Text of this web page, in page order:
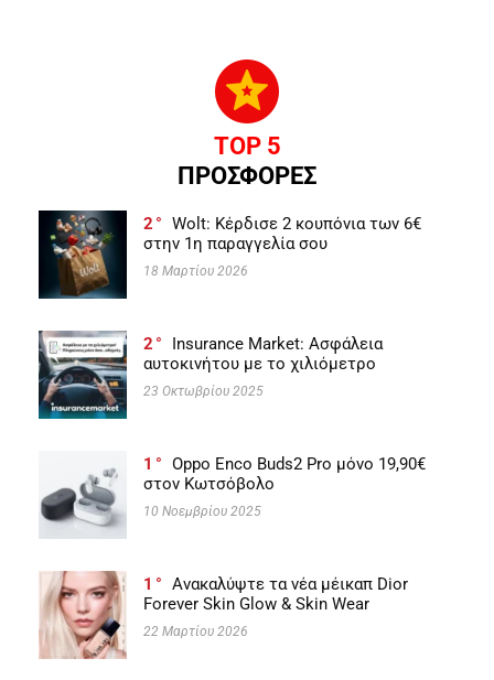
TOP 5
ΠΡΟΣΦΟΡΕΣ
2
Wolt: Κέρδισε 2 κουπόνια των 6€
στην 1η παραγγελία σου
18 Μαρτίου 2026
2
Insurance Market: Ασφάλεια
αυτοκινήτου με το χιλιόμετρο
23 Οκτωβρίου 2025
1
Oppo Enco Buds2 Pro μόνο 19,90€
στον Κωτσόβολο
10 Νοεμβρίου 2025
1
Ανακαλύψτε τα νέα μέικαπ Dior
Forever Skin Glow & Skin Wear
22 Μαρτίου 2026